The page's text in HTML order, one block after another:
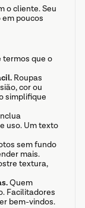
o cliente. Seu
poucos
termos que o
Roupas
cor ou
simplifique
uso. Um texto
sem fundo
mais.
textura,
Quem
Facilitadores
bem-vindos.